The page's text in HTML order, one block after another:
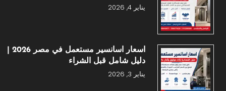
يناير 4, 2026
دليل شامل قبل الشراء
يناير 3, 2026